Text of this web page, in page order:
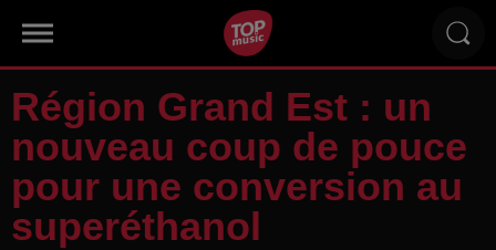
Région Grand Est : un
nouveau coup de pouce
pour une conversion au
superéthanol